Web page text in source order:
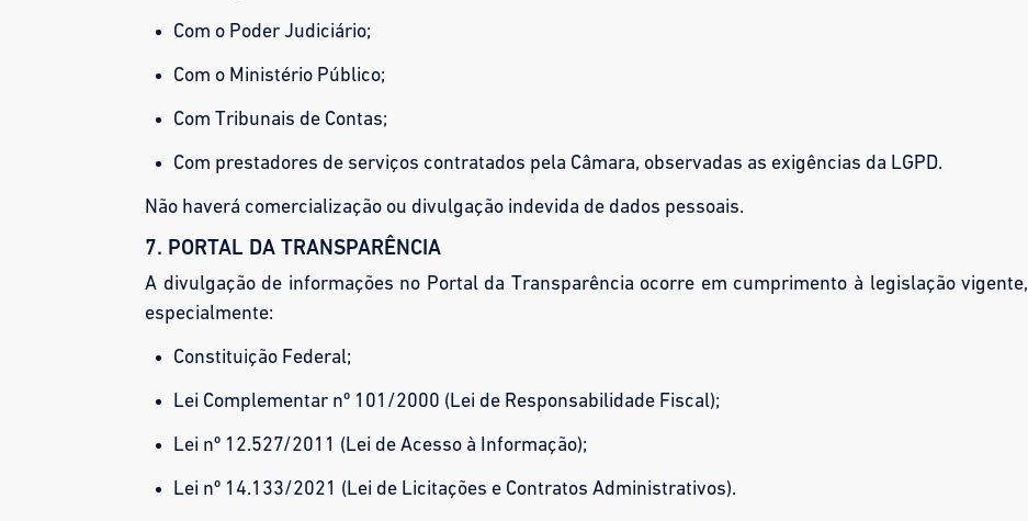
Com o Poder Judiciário;
Com o Ministério Público;
Com Tribunais de Contas;
Com prestadores de serviços contratados pela Câmara, observadas as exigências da LGPD.
Não haverá comercialização ou divulgação indevida de dados pessoais.
7. PORTAL DA TRANSPARÊNCIA
A divulgação de informações no Portal da Transparência ocorre em cumprimento à legislação vigente,
especialmente:
Constituição Federal;
Lei Complementar nº 101/2000 (Lei de Responsabilidade Fiscal);
Lei nº 12.527/2011 (Lei de Acesso à Informação);
Lei nº 14.133/2021 (Lei de Licitações e Contratos Administrativos).